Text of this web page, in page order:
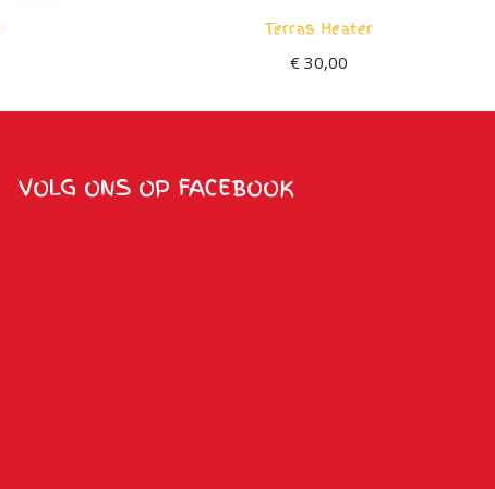
Terras Heater
€30,00
VOLG ONS OP FACEBOOK